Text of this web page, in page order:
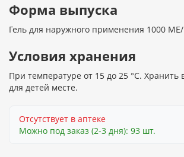
Форма выпуска
Гель для наружного применения 1000 МЕ/
Условия хранения
При температуре от 15 до 25 °С. Хранить
для детей месте.
Отсутствует в аптеке
Можно под заказ (2-3 дня): 93 шт.